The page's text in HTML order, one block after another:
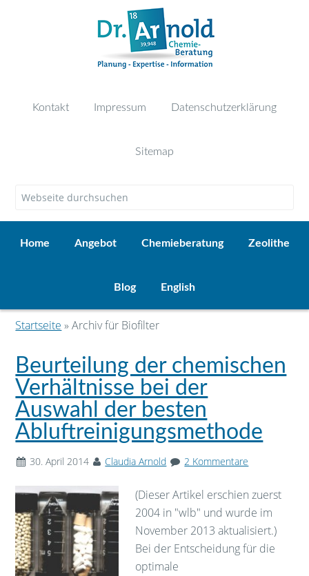
Kontakt Impressum Datenschutzerklärung
Sitemap
Home Angebot Chemieberatung Zeolithe
Blog English
Startseite » Archiv für Biofilter
Beurteilung der chemischen
Verhältnisse bei der
Auswahl der besten
Abluftreinigungsmethode
30. April 2014 Claudia Arnold 2 Kommentare
(Dieser Artikel erschien zuerst
2004 in "wlb" und wurde im
November 2013 aktualisiert.)
Bei der Entscheidung für die
optimale